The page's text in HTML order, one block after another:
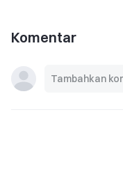
Komentar